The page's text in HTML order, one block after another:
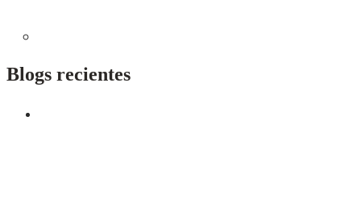
Blogs recientes